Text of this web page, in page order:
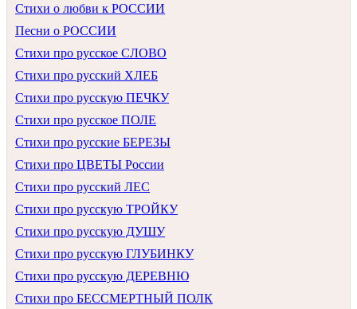
Стихи о любви к РОССИИ
Песни о РОССИИ
Стихи про русское СЛОВО
Стихи про русский ХЛЕБ
Стихи про русскую ПЕЧКУ
Стихи про русское ПОЛЕ
Стихи про русские БЕРЕЗЫ
Стихи про ЦВЕТЫ России
Стихи про русский ЛЕС
Стихи про русскую ТРОЙКУ
Стихи про русскую ДУШУ
Стихи про русскую ГЛУБИНКУ
Стихи про русскую ДЕРЕВНЮ
Стихи про БЕССМЕРТНЫЙ ПОЛК